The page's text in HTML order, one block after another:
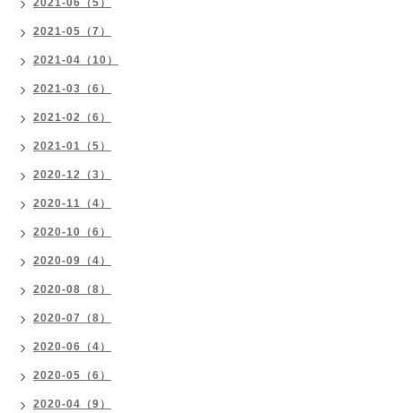
2021-06（5）
2021-05（7）
2021-04（10）
2021-03（6）
2021-02（6）
2021-01（5）
2020-12（3）
2020-11（4）
2020-10（6）
2020-09（4）
2020-08（8）
2020-07（8）
2020-06（4）
2020-05（6）
2020-04（9）